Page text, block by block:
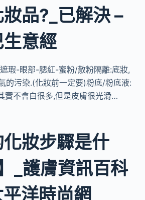
品?_已解決 –
生意經
瑕-眼部-腮紅-蜜粉/散粉隔離:底妝,
的污染.(化妝前一定要)粉底/粉底液:
實不會白很多,但是皮膚很光滑…
妝步驟是什
_護膚資訊百科
平洋時尚網